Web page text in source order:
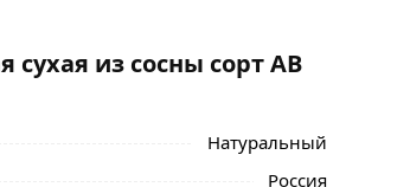
популярных видов пиломатериалов. Это
также эстетичным внешним видом. Ее
к гниению.
сухая из сосны сорт AB
Натуральный
Россия